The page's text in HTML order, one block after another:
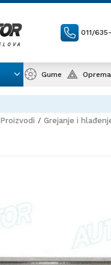
011/
Gume
Proizvodi Grejanje i